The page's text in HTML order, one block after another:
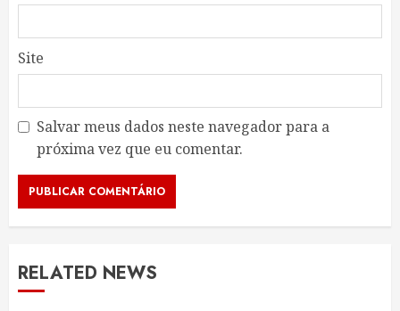
Site
Salvar meus dados neste navegador para a
próxima vez que eu comentar.
RELATED NEWS